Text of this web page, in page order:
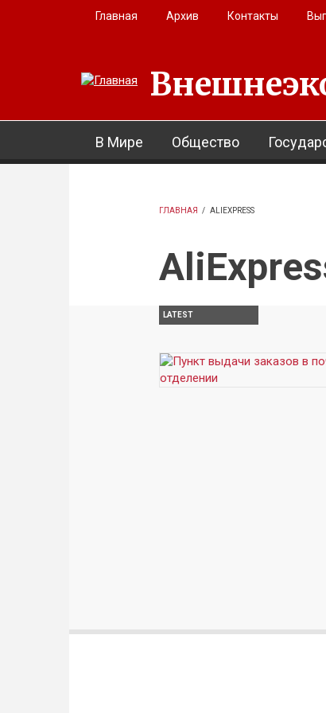
Перейти к основному содержанию
Главная Архив Контакты
В Мире Общество
ГЛАВНАЯ / ALIEXPRESS
LATEST